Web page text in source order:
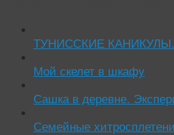
ТУНИССКИЕ
Мой скелет в шкафу
Сашка в деревне.
Семейные